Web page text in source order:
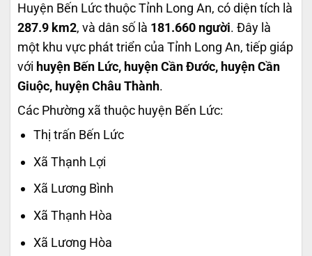
Huyện Bến Lức thuộc Tỉnh Long An, có diện tích là
287.9 km2, và dân số là 181.660 người. Đây là
một khu vực phát triển của Tỉnh Long An, tiếp giáp
với huyện Bến Lức, huyện Cần Đước, huyện Cần
Giuộc, huyện Châu Thành.
Các Phường xã thuộc huyện Bến Lức:
Thị trấn Bến Lức
Xã Thạnh Lợi
Xã Lương Bình
Xã Thạnh Hòa
Xã Lương Hòa